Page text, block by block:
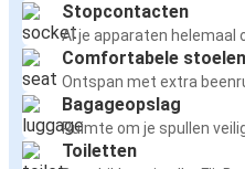
Stopcontacten
Al je apparaten helemaal
Comfortabele stoelen
Ontspan met extra
Bagageopslag
Ruimte om je spullen
Toiletten